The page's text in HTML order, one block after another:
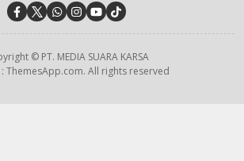
© PT. MEDIA SUARA KARSA
ThemesApp.com. All rights reserved